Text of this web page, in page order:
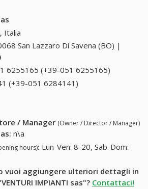
Italia
San Lazzaro Di Savena (BO) |
6255165 (+39-051 6255165)
(+39-051 6284141)
/ Manager (Owner / Director / Manager)
: n\a
hours): Lun-Ven: 8-20, Sab-Dom:
vuoi aggiungere ulteriori dettagli in
IMPIANTI sas"? Contattaci!